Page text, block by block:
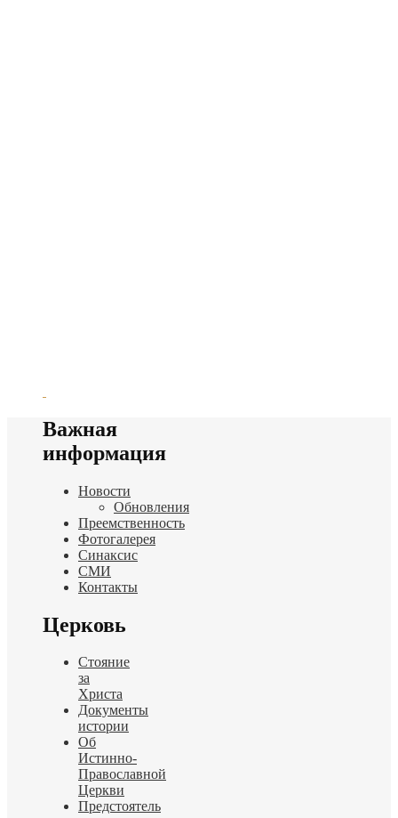
Важная
информация
Новости
Обновления
Преемственность
Фотогалерея
Синаксис
СМИ
Контакты
Церковь
Стояние
за
Христа
Документы
истории
Об
Истинно-
Православной
Церкви
Предстоятель